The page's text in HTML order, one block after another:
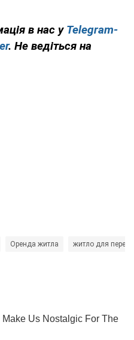
в нас у Telegram-
. Не ведіться на
Оренда житла житло для